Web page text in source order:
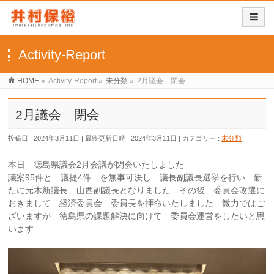
Activity-Report
HOME » Activity-Report » 未分類 » 2月議会 閉会
2月議会 閉会
投稿日 : 2024年3月11日 最終更新日時 : 2024年3月11日 カテゴリー :未分類
本日 徳島県議会2月会議が閉会いたしました
議案95件と 議提4件 を無事可決し 議長副議長選挙を行い 新
たに元木新議長 山西副議長となりました その後 委員会改選に
おきまして 経済委員会 委員長を拝命いたしました 微力ではご
ざいますが 徳島県の課題解決に向けて 委員会運営をしたいと思
います